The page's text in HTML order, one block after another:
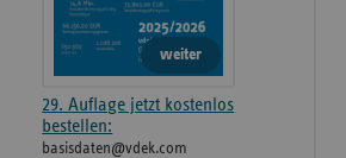
weiter
29. Auflage jetzt kostenlos
bestellen:
basisdaten@vdek.com